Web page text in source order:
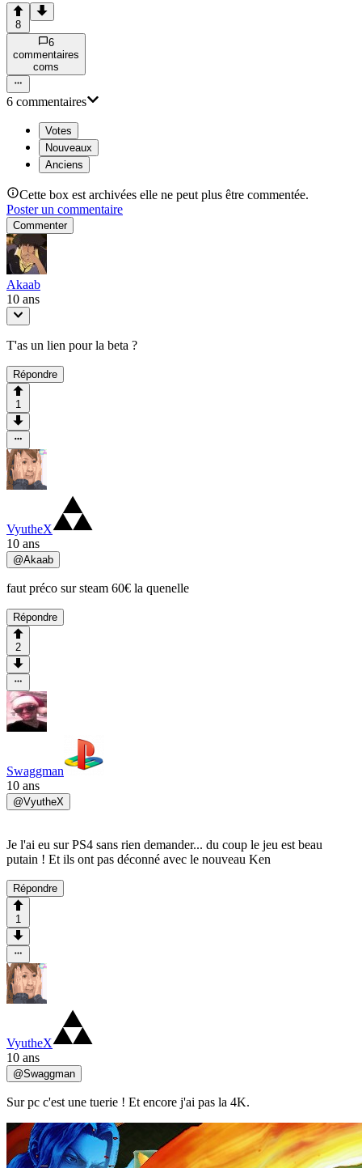
8
6
commentaires
coms
6 commentaires
Votes
Nouveaux
Anciens
Cette box est archivées elle ne peut plus être commentée.
Poster un commentaire
Commenter
Akaab
10 ans
T'as un lien pour la beta ?
Répondre
1
VyutheX
10 ans
@Akaab
faut préco sur steam 60€ la quenelle
Répondre
2
Swaggman
10 ans
@VyutheX
Je l'ai eu sur PS4 sans rien demander... du coup le jeu est beau
putain ! Et ils ont pas déconné avec le nouveau Ken
Répondre
1
VyutheX
10 ans
@Swaggman
Sur pc c'est une tuerie ! Et encore j'ai pas la 4K.